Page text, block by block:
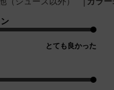
とても良かった